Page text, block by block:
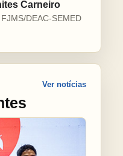
Carneiro
DEAC-SEMED
Ver notícias